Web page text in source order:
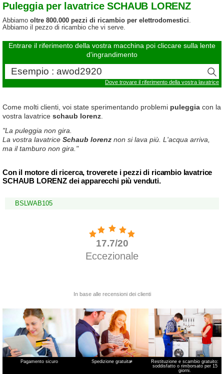
Puleggia per lavatrice SCHAUB LORENZ
Abbiamo oltre 800.000 pezzi di ricambio per elettrodomestici.
Abbiamo il pezzo di ricambio che vi serve.
Entrare il riferimento della vostra macchina poi cliccare sulla lente
d'ingrandimento
Dove trovare il riferimento della vostra lavatrice
Come molti clienti, voi state sperimentando problemi puleggia con la
vostra lavatrice schaub lorenz
"La puleggia non gira.
La vostra lavatrice Schaub lorenz non si lava più. L'acqua arriva,
ma il tamburo non gira."
Con il motore di ricerca, troverete i pezzi di ricambio lavatrice
SCHAUB LORENZ dei apparecchi più venduti.
BSLWAB105
Pagamento sicuro Spedizione gratuita*
Restituzione e scambio gratuito:
soddisfatto o rimborsato per 15
giorni.